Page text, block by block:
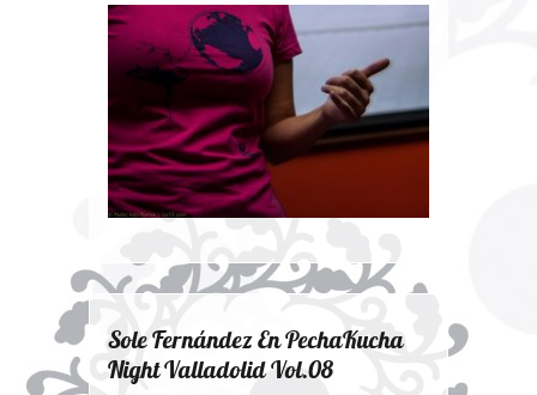
Sole Fernández En PechaKucha
Night Valladolid Vol.08